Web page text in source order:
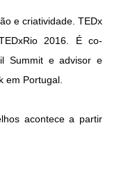
e criatividade. TEDx
2016. É co-
Summit e advisor e
em Portugal.
acontece a partir